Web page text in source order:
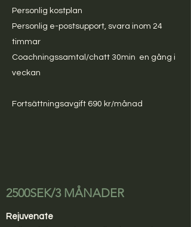
Personlig kostplan
Personlig e-postsupport, svara inom 24
timmar
Coachningssamtal/chatt 30min en gång i
veckan
Fortsättningsavgift 690 kr/månad
2500SEK/3 MÅNADER
Rejuvenate